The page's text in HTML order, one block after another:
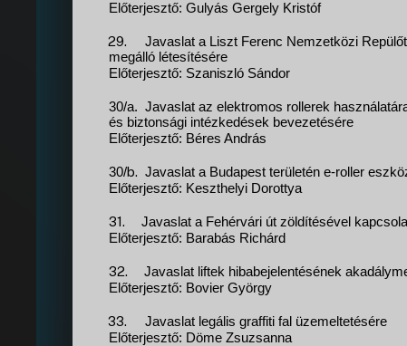
Előterjesztő: Gulyás Gergely Kristóf
29.
Javaslat a Liszt Ferenc Nemzetközi
megálló létesítésére
Előterjesztő: Szaniszló Sándor
30/a. Javaslat az elektromos rollerek
és biztonsági intézkedések bevezetésére
Előterjesztő: Béres András
30/b. Javaslat a Budapest területén e-roller
Előterjesztő: Keszthelyi Dorottya
31.
Javaslat a Fehérvári út zöldítésével
Előterjesztő: Barabás Richárd
32.
Javaslat liftek hibabejelentésének
Előterjesztő: Bovier György
33.
Javaslat legális graffiti fal üzemeltetésére
Előterjesztő: Döme Zsuzsanna